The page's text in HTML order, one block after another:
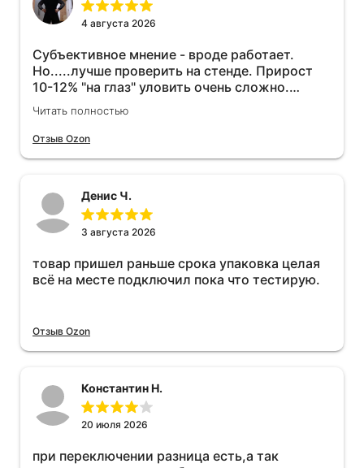
4 августа 2026
Субъективное мнение - вроде работает.
Но.....лучше проверить на стенде. Прирост
10-12% "на глаз" уловить очень сложно.
Покатаюсь, потом отключу и посмотрю, что
будет 😁.
Читать полностью
Отзыв Ozon
Денис Ч.
3 августа 2026
товар пришел раньше срока упаковка целая
всё на месте подключил пока что тестирую.
Отзыв Ozon
Константин Н.
20 июля 2026
при переключении разница есть,а так